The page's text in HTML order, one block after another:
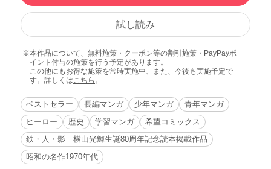
試し読み
本作品について、無料施策・クーポン等の割引施策・PayPayポ
イント付与の施策を行う予定があります。
この他にもお得な施策を常時実施中、また、今後も実施予定で
す。詳しくはこちら 。
ベストセラー 長編マンガ 少年マンガ
青年マンガ
ヒーロー
歴史 学習マンガ
希望コミックス
鉄・人・影 横山光輝生誕80周年記念読本掲載作品
昭和の名作1970年代